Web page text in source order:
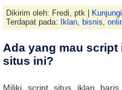
Dikirim oleh: Fredi, ptk |
Terdapat pada:
Iklan, bisnis,
Ada yang mau
situs ini?
Miliki script situs iklan